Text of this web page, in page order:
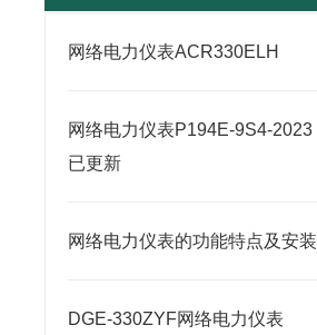
网络电力仪表ACR330ELH
网络电力仪表P194E-9S4-2023
已更新
网络电力仪表的功能特点及安装
DGE-330ZYF网络电力仪表